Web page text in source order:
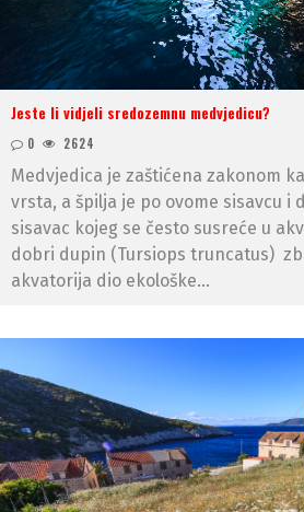
Jeste li vidjeli sredozemnu medvjedicu?
0 2624
Medvjedica je zaštićena zakonom
vrsta, a špilja je po ovome sisavcu i
sisavac kojeg se često susreće u
dobri dupin (Tursiops truncatus)
akvatorija dio ekološke...